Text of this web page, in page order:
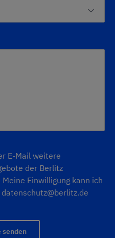
E-Mail weitere
der Berlitz
Einwilligung kann ich
datenschutz@berlitz.de
senden